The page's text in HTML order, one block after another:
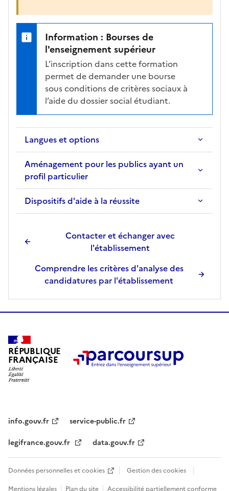
a
i
o
n
s
é
l
e
c
i
o
n
e
Information : Bourses de
l'enseignement supérieur
L’inscription dans cette formation
permet de demander une bourse
sous conditions de critères sociaux à
l’aide du dossier social étudiant.
Langues et options
Aménagement pour les publics ayant un
profil particulier
Dispositifs d'aide à la réussite
Contacter et échanger avec
l'établissement
Comprendre les critères d'analyse des
candidatures par l'établissement
RÉPUBLIQUE
FRANÇAISE
info.gouv.fr
service-public.fr
legifrance.gouv.fr
data.gouv.fr
Données personnelles et cookies
Gestion des cookies